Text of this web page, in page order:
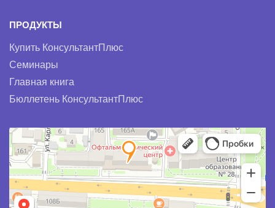
ПРОДУКТЫ
Купить КонсультантПлюс
Семинары
Главная книга
Бюллетень КонсультантПлюс